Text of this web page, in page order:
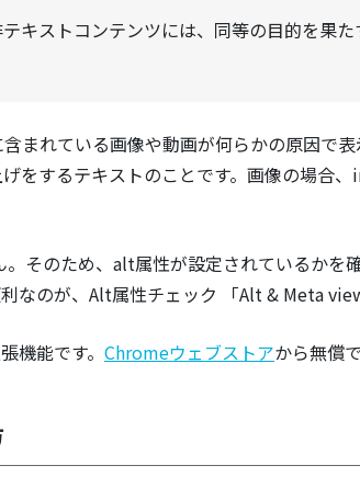
キストコンテンツには、同等の目的を果た
まれている画像や動画が何らかの原因で
をするテキストのことです。画像の場合
そのため、alt属性が設定されているかを
なのが、Alt属性チェック 「Alt & Meta
機能です。 Chromeウェブストアから無償